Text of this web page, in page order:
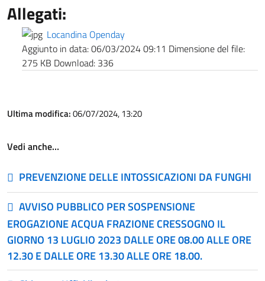
Allegati:
Locandina Openday
Aggiunto in data:06/03/2024 09:11 Dimensione del file:
275 KB Download: 336
Ultima modifica:06/07/2024, 13:20
Vedi anche…
PREVENZIONE DELLE INTOSSICAZIONI DA FUNGHI
AVVISO PUBBLICO PER SOSPENSIONE
EROGAZIONE ACQUA FRAZIONE CRESSOGNO IL
GIORNO 13 LUGLIO 2023 DALLE ORE 08.00 ALLE ORE
12.30 E DALLE ORE 13.30 ALLE ORE 18.00.